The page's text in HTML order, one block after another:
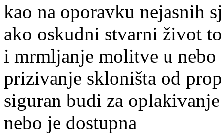
kao na oporavku nejasnih
ako oskudni stvarni život
i mrmljanje molitve u nebo
prizivanje skloništa od
siguran budi za oplakivanje
nebo je dostupna